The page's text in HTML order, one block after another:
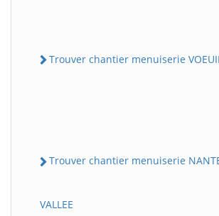
Trouver chantier menuiserie
Trouver chantier menuiserie
VALLEE